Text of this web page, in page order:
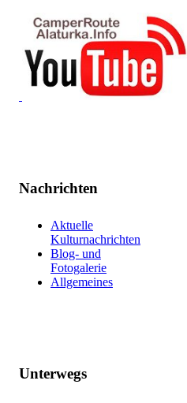
Nachrichten
Aktuelle
Kulturnachrichten
Blog- und
Fotogalerie
Allgemeines
Unterwegs